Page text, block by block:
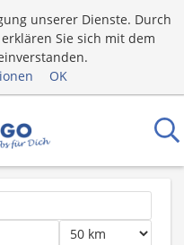
unserer Dienste. Durch
Sie sich mit dem
OK